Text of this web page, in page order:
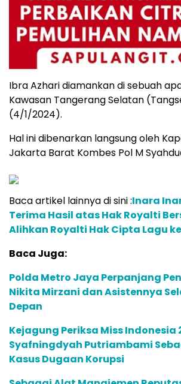
Ibra Azhari diamankan di sebuah
Kawasan Tangerang Selatan
(4/1/2024).
Hal ini dibenarkan langsung oleh
Jakarta Barat Kombes Pol M
Baca artikel lainnya di sini :Inara
Terima Hasil atas Hak Royalti
Alihkan Royalti Hak Cipta Lagu
Baca Juga:
Polda Metro Jaya Perpanjang
Nikita Mirzani dan Asistennya
Depan
Kejagung Periksa Miss Indonesia
Syafningdyah Putriambami
Kasus Dugaan Korupsi